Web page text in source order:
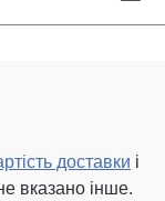
доставки і
вказано інше.